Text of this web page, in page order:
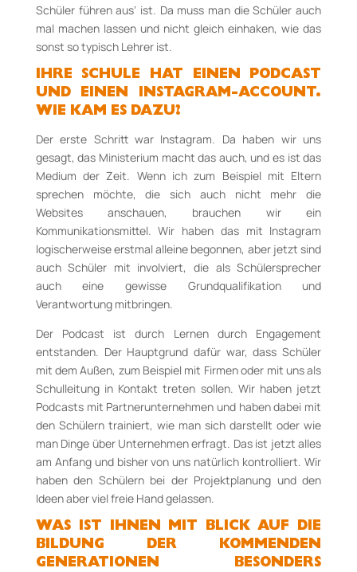
Schüler führen aus‘ ist. Da muss man die Schüler auch
mal machen lassen und nicht gleich einhaken, wie das
sonst so typisch Lehrer ist.
IHRE SCHULE HAT EINEN PODCAST
UND EINEN INSTAGRAM-ACCOUNT.
WIE KAM ES DAZU?
Der erste Schritt war Instagram. Da haben wir uns
gesagt, das Ministerium macht das auch, und es ist das
Medium der Zeit. Wenn ich zum Beispiel mit Eltern
sprechen möchte, die sich auch nicht mehr die
Websites anschauen, brauchen wir ein
Kommunikationsmittel. Wir haben das mit Instagram
logischerweise erstmal alleine begonnen, aber jetzt sind
auch Schüler mit involviert, die als Schülersprecher
auch eine gewisse Grundqualifikation und
Verantwortung mitbringen.
Der Podcast ist durch Lernen durch Engagement
entstanden. Der Hauptgrund dafür war, dass Schüler
mit dem Außen, zum Beispiel mit Firmen oder mit uns als
Schulleitung in Kontakt treten sollen. Wir haben jetzt
Podcasts mit Partnerunternehmen und haben dabei mit
den Schülern trainiert, wie man sich darstellt oder wie
man Dinge über Unternehmen erfragt. Das ist jetzt alles
am Anfang und bisher von uns natürlich kontrolliert. Wir
haben den Schülern bei der Projektplanung und den
Ideen aber viel freie Hand gelassen.
WAS IST IHNEN MIT BLICK AUF DIE
BILDUNG DER KOMMENDEN
GENERATIONEN BESONDERS